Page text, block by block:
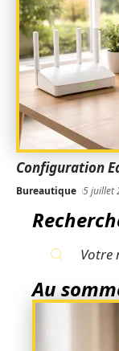
Configuration
Bureautique 5 juillet
Au